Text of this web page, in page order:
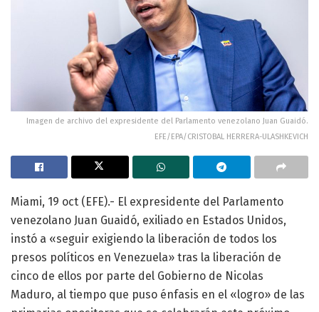
Imagen de archivo del expresidente del Parlamento venezolano Juan Guaidó.
EFE/EPA/CRISTOBAL HERRERA-ULASHKEVICH
Miami, 19 oct (EFE).- El expresidente del Parlamento
venezolano Juan Guaidó, exiliado en Estados Unidos,
instó a «seguir exigiendo la liberación de todos los
presos políticos en Venezuela» tras la liberación de
cinco de ellos por parte del Gobierno de Nicolas
Maduro, al tiempo que puso énfasis en el «logro» de las